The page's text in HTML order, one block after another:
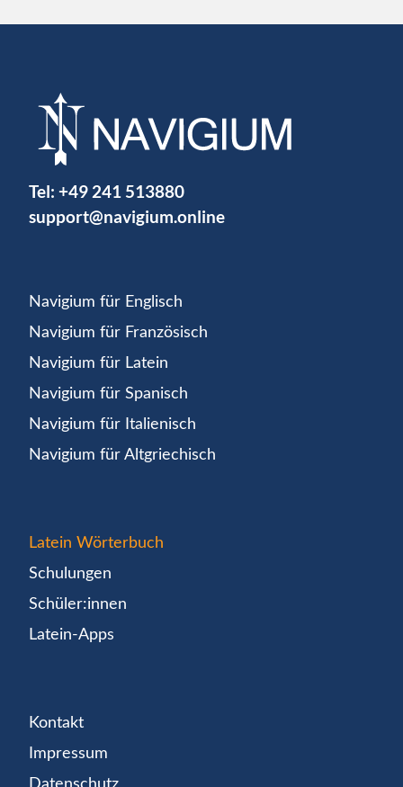
Tel: +49 241 513880
support@navigium.online
Navigium für Englisch
Navigium für Französisch
Navigium für Latein
Navigium für Spanisch
Navigium für Italienisch
Navigium für Altgriechisch
Latein Wörterbuch
Schulungen
Schüler:innen
Latein-Apps
Kontakt
Impressum